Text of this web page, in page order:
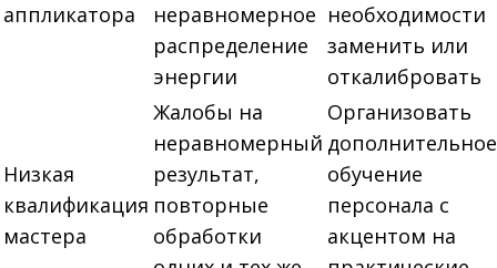
аппликатора
неравномерное
распределение
энергии
необходимости
заменить или
откалибровать
Низкая
квалификация
мастера
Жалобы на
неравномерный
результат,
повторные
обработки
Организовать
дополнительное
обучение
персонала с
акцентом на